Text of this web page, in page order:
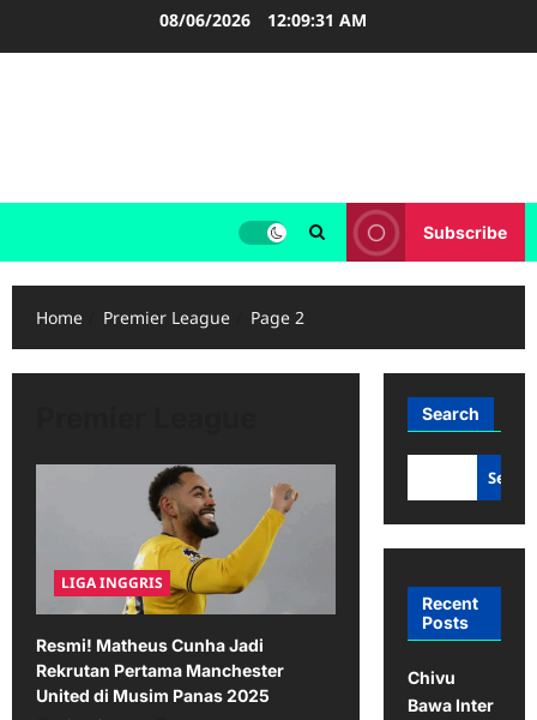
08/06/2026 12:09:31 AM
Subscribe
Home Premier League Page 2
LIGA INGGRIS
Resmi! Matheus Cunha Jadi
Rekrutan Pertama Manchester
United di Musim Panas 2025
Search
Recent
Posts
Chivu
Bawa Inter